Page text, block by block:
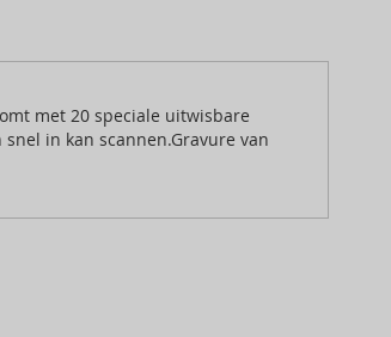
met 20 speciale uitwisbare
in kan scannen.Gravure van